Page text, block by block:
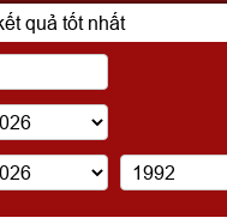
quả tốt nhất